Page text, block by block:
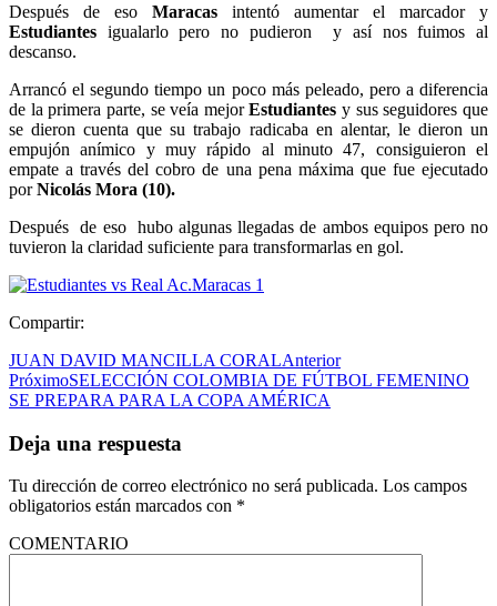
Después de eso Maracas intentó aumentar el marcador y
Estudiantes igualarlo pero no pudieron y así nos fuimos al
descanso.
Arrancó el segundo tiempo un poco más peleado, pero a diferencia
de la primera parte, se veía mejorEstudiantesy sus seguidores que
se dieron cuenta que su trabajo radicaba en alentar, le dieron un
empujón anímico y muy rápido al minuto 47, consiguieron el
empate a través del cobro de una pena máxima que fue ejecutado
porNicolás Mora (10).
Después de eso hubo algunas llegadas de ambos equipos pero no
tuvieron la claridad suficiente para transformarlas en gol.
Compartir:
JUAN DAVID MANCILLA CORALAnterior
PróximoSELECCIÓN COLOMBIA DE FÚTBOL FEMENINO
SE PREPARA PARA LA COPA AMÉRICA
Deja una respuesta
Tu dirección de correo electrónico no será publicada. Los campos
obligatorios están marcados con *
COMENTARIO